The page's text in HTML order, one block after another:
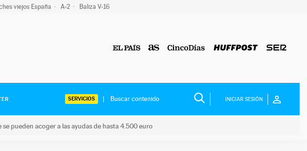
viejos España A-2 Baliza V-16
SERVICIOS INICIAR SESIÓN
pueden acoger a las ayudas de hasta 4.500 euro